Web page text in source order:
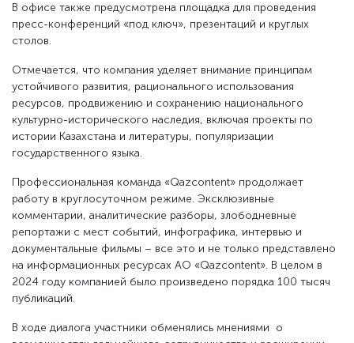
В офисе также предусмотрена площадка для проведения
пресс-конференций «под ключ», презентаций и круглых
столов.
Отмечается, что компания уделяет внимание принципам
устойчивого развития, рационального использования
ресурсов, продвижению и сохранению национального
культурно-исторического наследия, включая проекты по
истории Казахстана и литературы, популяризации
государственного языка.
Профессиональная команда «Qazcontent» продолжает
работу в круглосуточном режиме. Эксклюзивные
комментарии, аналитические разборы, злободневные
репортажи с мест событий, инфографика, интервью и
документальные фильмы – все это и не только представлено
на информационных ресурсах АО «Qazcontent». В целом в
2024 году компанией было произведено порядка 100 тысяч
публикаций.
В ходе диалога участники обменялись мнениями о